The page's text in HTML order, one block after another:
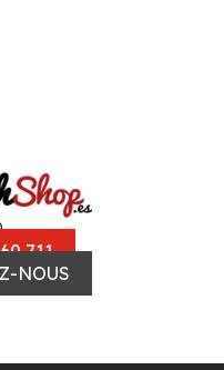
711
NOUS